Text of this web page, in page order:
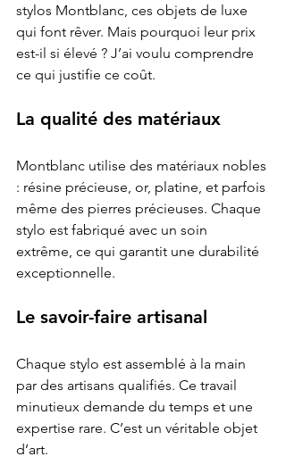
stylos Montblanc, ces objets de luxe
qui font rêver. Mais pourquoi leur prix
est-il si élevé ? J’ai voulu comprendre
ce qui justifie ce coût.
La qualité des matériaux
Montblanc utilise des matériaux nobles
: résine précieuse, or, platine, et parfois
même des pierres précieuses. Chaque
stylo est fabriqué avec un soin
extrême, ce qui garantit une durabilité
exceptionnelle.
Le savoir-faire artisanal
Chaque stylo est assemblé à la main
par des artisans qualifiés. Ce travail
minutieux demande du temps et une
expertise rare. C’est un véritable objet
d’art.